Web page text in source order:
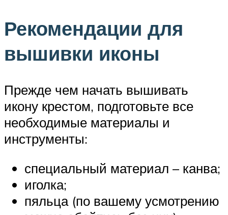
Рекомендации для
вышивки иконы
Прежде чем начать вышивать
икону крестом, подготовьте все
необходимые материалы и
инструменты:
специальный материал – канва;
иголка;
пяльца (по вашему усмотрению